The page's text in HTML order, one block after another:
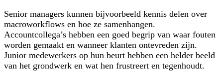
Senior managers kunnen bijvoorbeeld kennis delen over
macroworkflows en hoe ze samenhangen.
Accountcollega’s hebben een goed begrip van waar fouten
worden gemaakt en wanneer klanten ontevreden zijn.
Junior medewerkers op hun beurt hebben een helder beeld
van het grondwerk en wat hen frustreert en tegenhoudt.